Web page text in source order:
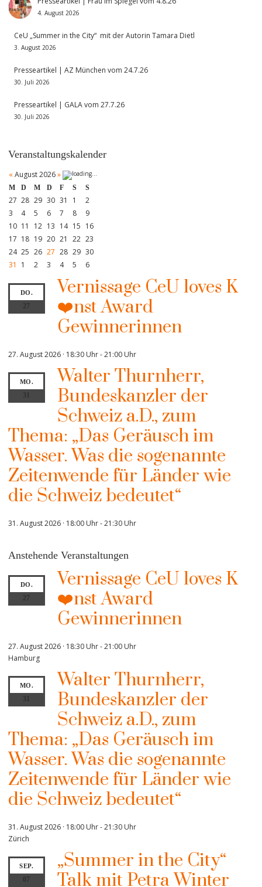
4. August 2026
CeU „Summer in the City“ mit der Autorin Tamara Dietl
3. August 2026
Presseartikel | AZ München vom 24.7.26
30. Juli 2026
Presseartikel | GALA vom 27.7.26
30. Juli 2026
Veranstaltungskalender
« August 2026»
M D M D F S S
27 28 29 30 31 1
2
3
4 5 6 7 8
9
10 11 12 13 14 15 16
17 18 19 20 21 22 23
24 25 26 27 28 29 30
31
1 2 3 4 5 6
DO.
27
Vernissage CeU loves K
❤️nst Award
Gewinnerinnen
27. August 2026 · 18:30 Uhr-21:00 Uhr
MO.
Walter Thurnherr,
Bundeskanzler der
Schweiz a.D., zum
Thema: „Das Geräusch im
Wasser. Was die sogenannte
Zeitenwende für Länder wie
die Schweiz bedeutet“
31. August 2026 · 18:00 Uhr-21:30 Uhr
Anstehende Veranstaltungen
DO.
27
Vernissage CeU loves K
❤️nst Award
Gewinnerinnen
27. August 2026 · 18:30 Uhr-21:00 Uhr
Hamburg
MO.
Walter Thurnherr,
Bundeskanzler der
Schweiz a.D., zum
Thema: „Das Geräusch im
Wasser. Was die sogenannte
Zeitenwende für Länder wie
die Schweiz bedeutet“
31. August 2026 · 18:00 Uhr-21:30 Uhr
Zürich
SEP.
07
„Summer in the City“
Talk mit Petra Winter